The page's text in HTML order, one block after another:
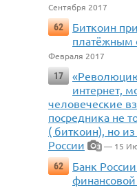
Сентября 2017
62
Биткоин
платёжным
Февраля 2017
17
интернет,
человеческие
посредника не
( биткоин), но
России
3 — 15
62
Банк